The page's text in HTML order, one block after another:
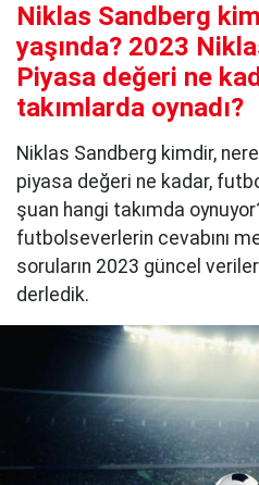
Niklas Sandberg
yaşında? 2023
Piyasa değeri ne
takımlarda oynadı?
Niklas Sandberg kimdir,
piyasa değeri ne kadar,
şuan hangi takımda
futbolseverlerin cevabını
soruların 2023 güncel
derledik.